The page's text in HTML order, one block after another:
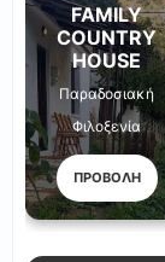
FAMILY
COUNTRY
HOUSE
Παραδοσιακή
Φιλοξενία
ΠΡΟΒΟΛΗ